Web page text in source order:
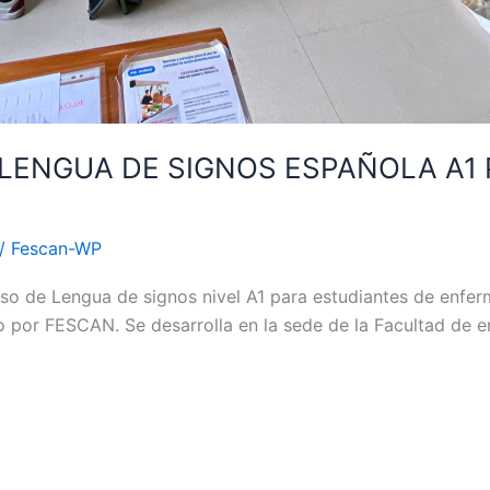
DE SIGNOS ESPAÑOLA
Fescan-WP
de Lengua de signos nivel A1 para estudiantes de
FESCAN. Se desarrolla en la sede de la Facultad de